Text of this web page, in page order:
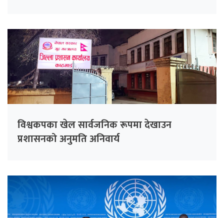
विश्वकपका खेल सार्वजनिक रूपमा देखाउन
प्रशासनको अनुमति अनिवार्य